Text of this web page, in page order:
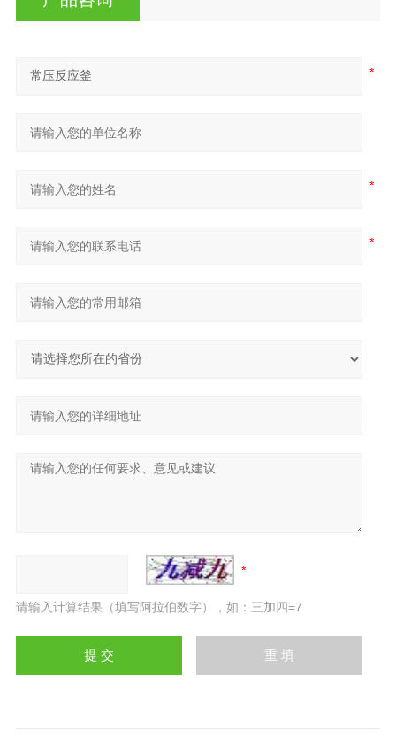
请输入计算结果（填写阿拉伯数字），如：三加四=7